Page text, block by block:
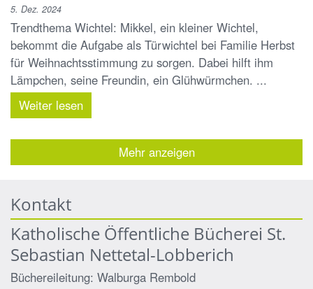
5. Dez. 2024
Trendthema Wichtel: Mikkel, ein kleiner Wichtel,
bekommt die Aufgabe als Türwichtel bei Familie Herbst
für Weihnachtsstimmung zu sorgen. Dabei hilft ihm
Lämpchen, seine Freundin, ein Glühwürmchen. ...
Weiter lesen
Mehr anzeigen
Kontakt
Katholische Öffentliche Bücherei St.
Sebastian Nettetal-Lobberich
Büchereileitung: Walburga Rembold